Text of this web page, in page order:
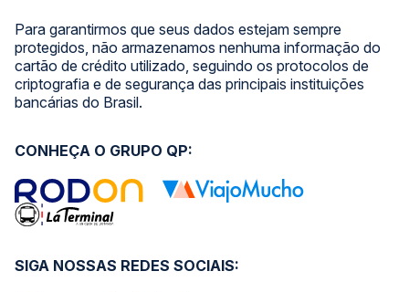
Para garantirmos que seus dados estejam sempre
protegidos, não armazenamos nenhuma informação do
cartão de crédito utilizado, seguindo os protocolos de
criptografia e de segurança das principais instituições
bancárias do Brasil.
SIGA NOSSAS REDES SOCIAIS:
CONHEÇA O GRUPO QP: